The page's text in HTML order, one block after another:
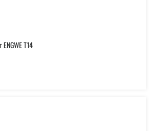
T14